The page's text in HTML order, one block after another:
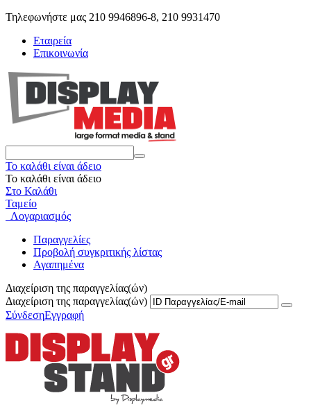
Τηλεφωνήστε μας 210 9946896-8, 210 9931470
Εταιρεία
Επικοινωνία
Το καλάθι είναι άδειο
Το καλάθι είναι άδειο
Στο Καλάθι
Ταμείο
Λογαριασμός
Παραγγελίες
Προβολή συγκριτικής λίστας
Αγαπημένα
Διαχείριση της παραγγελίας(ών)
Διαχείριση της παραγγελίας(ών)
ΣύνδεσηΕγγραφή